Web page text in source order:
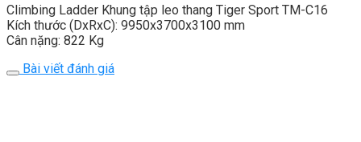
Climbing Ladder Khung tập leo thang Tiger Sport TM-C16
Kích thước (DxRxC): 9950x3700x3100 mm
Cân nặng: 822 Kg
Bài viết đánh giá